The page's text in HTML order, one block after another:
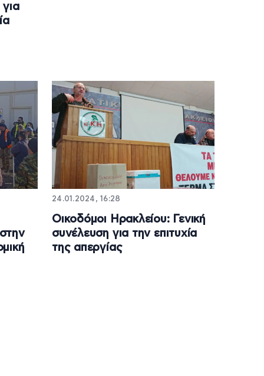
24.01.2024, 16:28
Οικοδόμοι Ηρακλείου: Γενική
συνέλευση για την επιτυχία
της απεργίας